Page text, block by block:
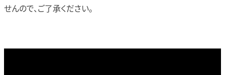
せんので、ご了承ください。